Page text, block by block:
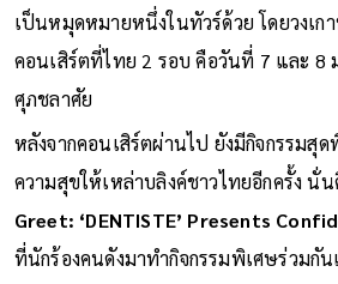
เป็นหมุดหมายหนึ่งในทัวร์ด้วย โดยวงเก
คอนเสิร์ตที่ไทย 2 รอบ คือวันที่ 7 และ 8
ศุภชลาศัย
หลังจากคอนเสิร์ตผ่านไป ยังมีกิจกรรมสุ
ความสุขให้เหล่าบลิงค์ชาวไทยอีกครั้ง นั่
Greet: ‘DENTISTE’ Presents
ที่นักร้องคนดังมาทำกิจกรรมพิเศษร่วมกั